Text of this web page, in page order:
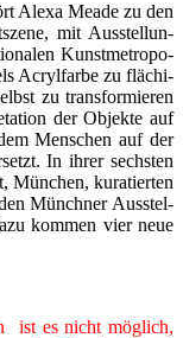
Alexa Meade zu den
mit Aus­stel­lun­
Kunst­me­tro­po­
Acryl­farbe zu flä­chi­
zu trans­for­mie­ren
der Objekte auf
Men­schen auf der
.In ihrer sechs­ten
Mün­chen, kura­tier­ten
Münch­ner Aus­stel­
kom­men vier neue
ist es nicht mög­lich,